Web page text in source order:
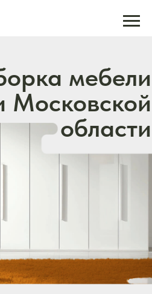
области
с
или постоянной
вам не хватает
есть